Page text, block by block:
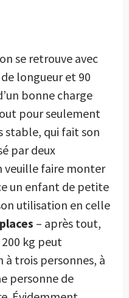
se retrouve avec
longueur et 90
bonne charge
pour seulement
stable, qui fait son
par deux
veuille faire monter
un enfant de petite
utilisation en celle
– après tout,
kg peut
trois personnes, à
personne de